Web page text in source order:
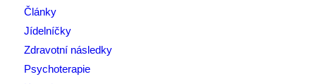
Články
Jídelníčky
Zdravotní následky
Psychoterapie